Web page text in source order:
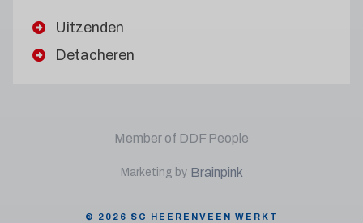
Uitzenden
Detacheren
Member of DDF People
Marketing by Brainpink
© 2026 SC HEERENVEEN WERKT